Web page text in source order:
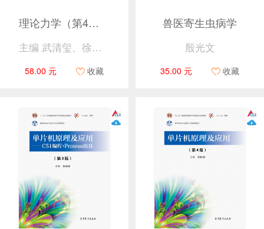
理论力学（第4版）
主编 武清玺、徐鉴，副主编 陆晓敏、温建明
58.00 元 收藏
兽医寄生虫病学
殷光文
35.00 元 收藏